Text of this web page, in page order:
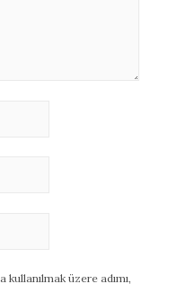
kullanılmak üzere adımı,